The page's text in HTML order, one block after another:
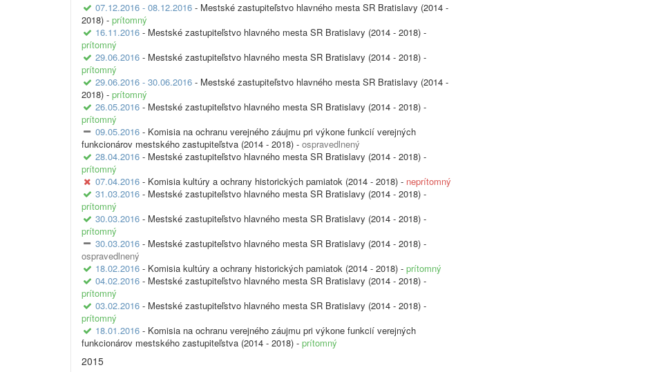
07.12.2016 - 08.12.2016 - Mestské zastupiteľstvo hlavného mesta SR Bratislavy (2014 -
2018) - prítomný
16.11.2016 - Mestské zastupiteľstvo hlavného mesta SR Bratislavy (2014 - 2018) -
prítomný
29.06.2016 - Mestské zastupiteľstvo hlavného mesta SR Bratislavy (2014 - 2018) -
prítomný
29.06.2016 - 30.06.2016 - Mestské zastupiteľstvo hlavného mesta SR Bratislavy (2014 -
2018) - prítomný
26.05.2016 - Mestské zastupiteľstvo hlavného mesta SR Bratislavy (2014 - 2018) -
prítomný
09.05.2016 - Komisia na ochranu verejného záujmu pri výkone funkcií verejných
funkcionárov mestského zastupiteľstva (2014 - 2018) - ospravedlnený
28.04.2016 - Mestské zastupiteľstvo hlavného mesta SR Bratislavy (2014 - 2018) -
prítomný
07.04.2016 - Komisia kultúry a ochrany historických pamiatok (2014 - 2018) - neprítomný
31.03.2016 - Mestské zastupiteľstvo hlavného mesta SR Bratislavy (2014 - 2018) -
prítomný
30.03.2016 - Mestské zastupiteľstvo hlavného mesta SR Bratislavy (2014 - 2018) -
prítomný
30.03.2016 - Mestské zastupiteľstvo hlavného mesta SR Bratislavy (2014 - 2018) -
ospravedlnený
18.02.2016 - Komisia kultúry a ochrany historických pamiatok (2014 - 2018) - prítomný
04.02.2016 - Mestské zastupiteľstvo hlavného mesta SR Bratislavy (2014 - 2018) -
prítomný
03.02.2016 - Mestské zastupiteľstvo hlavného mesta SR Bratislavy (2014 - 2018) -
prítomný
18.01.2016 - Komisia na ochranu verejného záujmu pri výkone funkcií verejných
funkcionárov mestského zastupiteľstva (2014 - 2018) - prítomný
2015